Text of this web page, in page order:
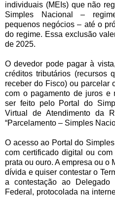
individuais (MEIs) que não
Simples Nacional –
pequenos negócios – até o
do regime. Essa exclusão
de 2025.
O devedor pode pagar à
créditos tributários (recursos
receber do Fisco) ou parcelar
com o pagamento de juros e
ser feito pelo Portal do
Virtual de Atendimento da
“Parcelamento – Simples
O acesso ao Portal do
com certificado digital ou
prata ou ouro. A empresa ou o
dívida e quiser contestar o
a contestação ao
Federal, protocolada na